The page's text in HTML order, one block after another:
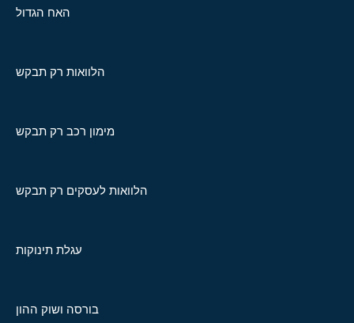
האח הגדול
הלוואות רק תבקש
מימון רכב רק תבקש
הלוואות לעסקים רק תבקש
עגלת תינוקות
בורסה ושוק ההון